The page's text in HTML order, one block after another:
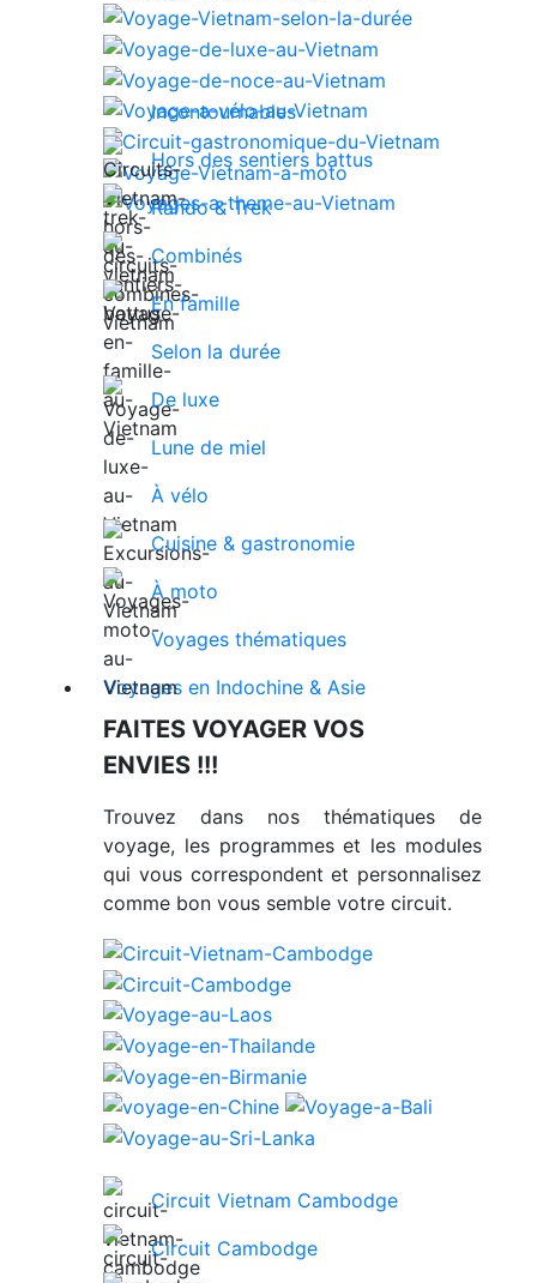
Incontournables
Hors des sentiers battus
Rando & Trek
Combinés
En famille
Selon la durée
De luxe
Lune de miel
À vélo
Cuisine & gastronomie
À moto
Voyages thématiques
Voyages en Indochine & Asie
FAITES VOYAGER VOS
ENVIES !!!
Trouvez dans nos thématiques de
voyage, les programmes et les modules
qui vous correspondent et personnalisez
comme bon vous semble votre circuit.
Circuit Vietnam Cambodge
Circuit Cambodge